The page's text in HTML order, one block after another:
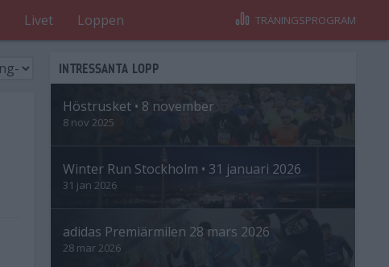
Livet Loppen TRÄNINGSPROGRAM
INTRESSANTA LOPP
Höstrusket • 8 november
8 nov 2025
Winter Run Stockholm • 31 januari 2026
31 jan 2026
adidas Premiärmilen 28 mars 2026
28 mar 2026